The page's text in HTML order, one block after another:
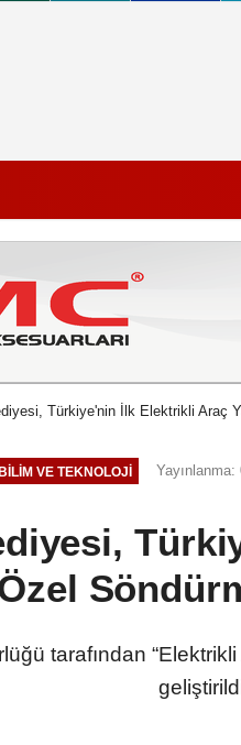
Türkiye'nin İlk Elektrikli Araç
VE TEKNOLOJI
Özel
tarafından